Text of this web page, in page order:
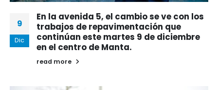
9
Dic
En la avenida 5, el cambio se ve con los
trabajos de repavimentación que
continúan este martes 9 de diciembre
en el centro de Manta.
read more